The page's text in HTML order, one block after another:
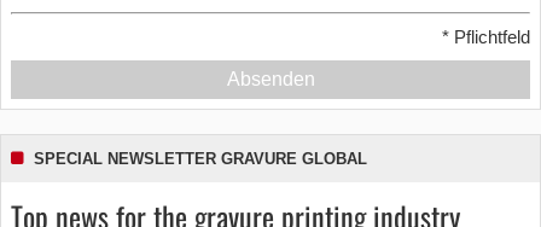
* Pflichtfeld
Absenden
SPECIAL NEWSLETTER GRAVURE GLOBAL
Top news for the gravure printing industry